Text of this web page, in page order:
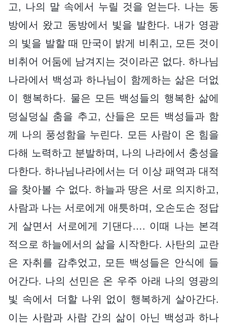
고, 나의 말 속에서 누릴 것을 얻는다. 나는 동
방에서 왔고 동방에서 빛을 발한다. 내가 영광
의 빛을 발할 때 만국이 밝게 비취고, 모든 것이
비취어 어둠에 남겨지는 것이라곤 없다. 하나님
나라에서 백성과 하나님이 함께하는 삶은 더없
이 행복하다. 물은 모든 백성들의 행복한 삶에
덩실덩실 춤을 추고, 산들은 모든 백성들과 함
께 나의 풍성함을 누린다. 모든 사람이 온 힘을
다해 노력하고 분발하며, 나의 나라에서 충성을
다한다. 하나님나라에서는 더 이상 패역과 대적
을 찾아볼 수 없다. 하늘과 땅은 서로 의지하고,
사람과 나는 서로에게 애틋하며, 오손도손 정답
게 살면서 서로에게 기댄다…. 이때 나는 본격
적으로 하늘에서의 삶을 시작한다. 사탄의 교란
은 자취를 감추었고, 모든 백성들은 안식에 들
어간다. 나의 선민은 온 우주 아래 나의 영광의
빛 속에서 더할 나위 없이 행복하게 살아간다.
이는 사람과 사람 간의 삶이 아닌 백성과 하나